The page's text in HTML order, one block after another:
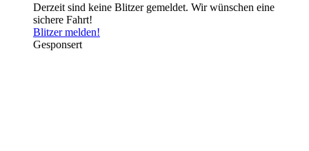
Derzeit sind keine Blitzer gemeldet. Wir wünschen eine
sichere Fahrt!
Blitzer melden!
Gesponsert